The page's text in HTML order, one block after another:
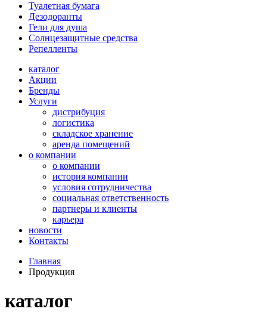
Туалетная бумага
Дезодоранты
Гели для душа
Солнцезащитные средства
Репелленты
каталог
Акции
Бренды
Услуги
дистрибуция
логистика
складское хранение
аренда помещений
о компании
о компании
история компании
условия сотрудничества
социальная ответственность
партнеры и клиенты
карьера
новости
Контакты
Главная
Продукция
каталог